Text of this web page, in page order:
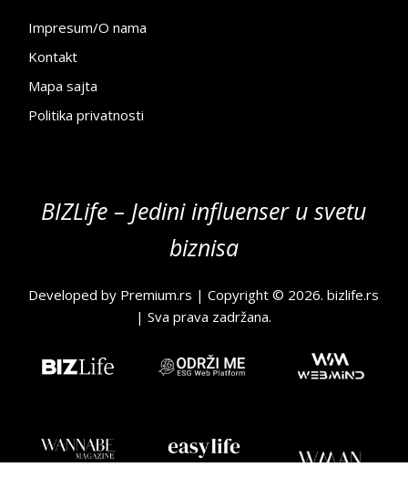
Impresum/O nama
Kontakt
Mapa sajta
Politika privatnosti
BIZLife – Jedini influenser u svetu
biznisa
Developed by Premium.rs | Copyright © 2026.bizlife.rs
| Sva prava zadržana.